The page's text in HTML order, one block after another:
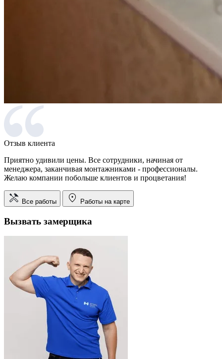
Отзыв клиента
Приятно удивили цены. Все сотрудники, начиная от
менеджера, заканчивая монтажниками - профессионалы.
Желаю компании побольше клиентов и процветания!
Все работы Работы на карте
Вызвать замерщика